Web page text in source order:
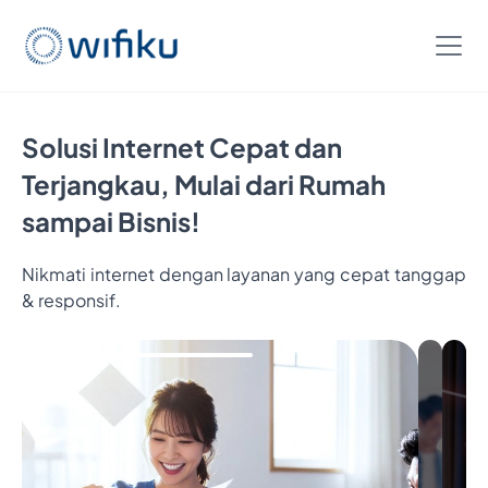
Solusi Internet Cepat dan
Terjangkau, Mulai dari Rumah
sampai Bisnis!
Nikmati internet dengan layanan yang cepat tanggap
& responsif.